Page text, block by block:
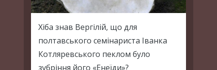
Хіба знав Вергілій, що для
полтавського семінариста Іванка
Котляревського пеклом було
зубріння його «Енеїди»?